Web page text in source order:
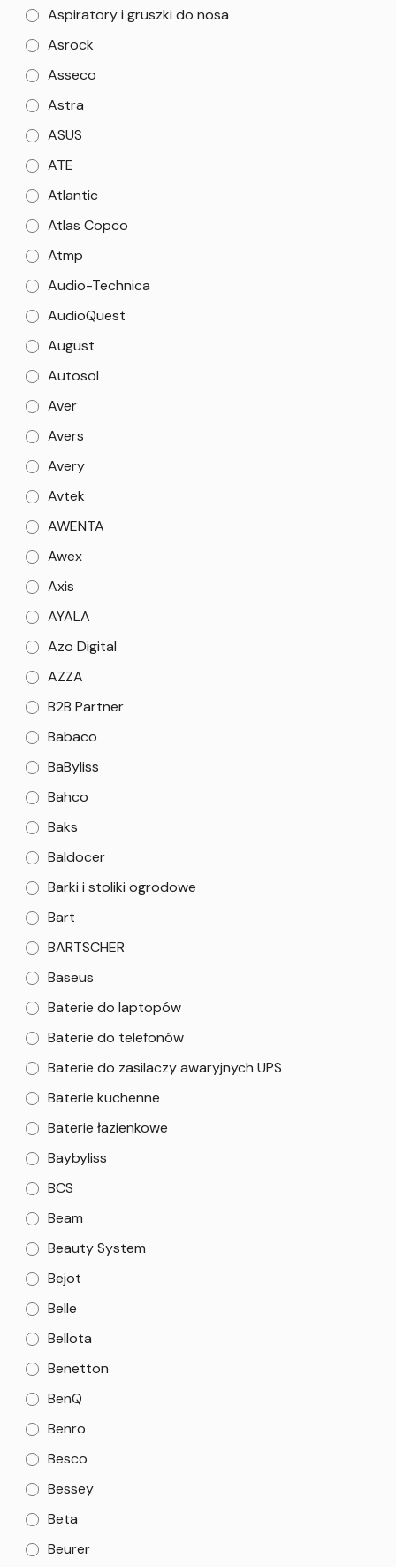
Aspiratory i gruszki do nosa
Asrock
Asseco
Astra
ASUS
ATE
Atlantic
Atlas Copco
Atmp
Audio-Technica
AudioQuest
August
Autosol
Aver
Avers
Avery
Avtek
AWENTA
Awex
Axis
AYALA
Azo Digital
AZZA
B2B Partner
Babaco
BaByliss
Bahco
Baks
Baldocer
Barki i stoliki ogrodowe
Bart
BARTSCHER
Baseus
Baterie do laptopów
Baterie do telefonów
Baterie do zasilaczy awaryjnych UPS
Baterie kuchenne
Baterie łazienkowe
Baybyliss
BCS
Beam
Beauty System
Bejot
Belle
Bellota
Benetton
BenQ
Benro
Besco
Bessey
Beta
Beurer